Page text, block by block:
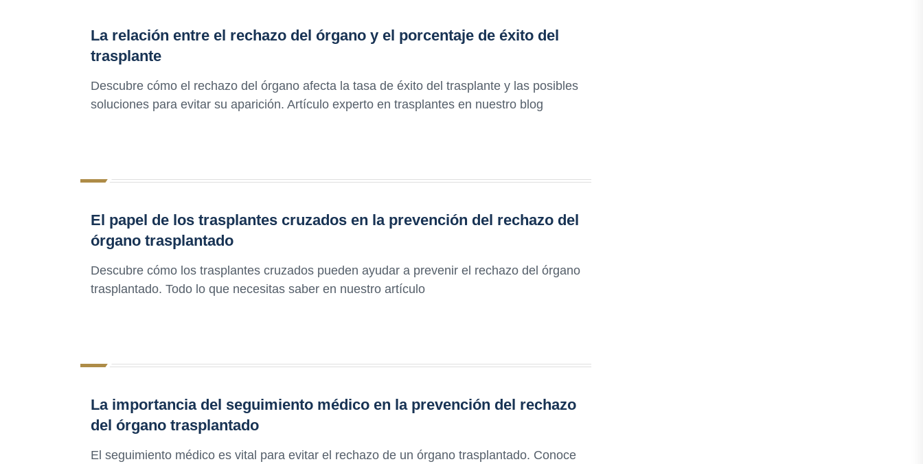
La relación entre el rechazo del órgano y el porcentaje de éxito del
trasplante
Descubre cómo el rechazo del órgano afecta la tasa de éxito del trasplante y las posibles
soluciones para evitar su aparición. Artículo experto en trasplantes en nuestro blog
El papel de los trasplantes cruzados en la prevención del rechazo del
órgano trasplantado
Descubre cómo los trasplantes cruzados pueden ayudar a prevenir el rechazo del órgano
trasplantado. Todo lo que necesitas saber en nuestro artículo
La importancia del seguimiento médico en la prevención del rechazo
del órgano trasplantado
El seguimiento médico es vital para evitar el rechazo de un órgano trasplantado. Conoce